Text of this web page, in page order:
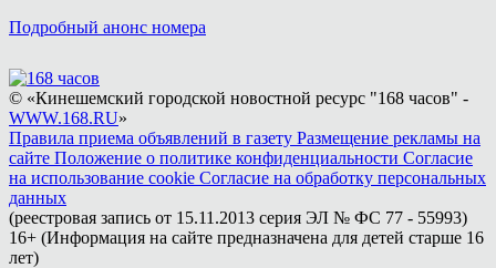
Подробный анонс номера
© «Кинешемский городской новостной ресурс "168 часов" -
WWW.168.RU»
Правила приема объявлений в газету Размещение рекламы на
сайте Положение о политике конфиденциальности Согласие
на использование cookie Согласие на обработку персональных
данных
(реестровая запись от 15.11.2013 серия ЭЛ № ФС 77 - 55993)
16+ (Информация на сайте предназначена для детей старше 16
лет)